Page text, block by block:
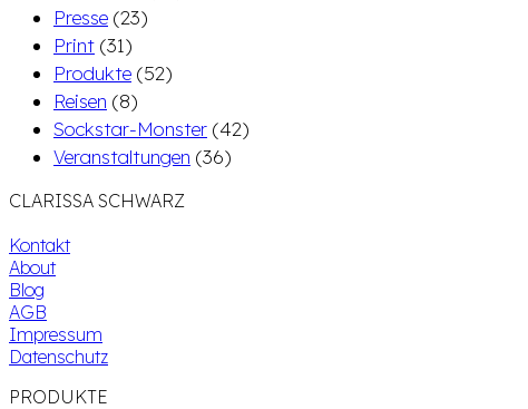
Presse (23)
Print (31)
Produkte (52)
Reisen (8)
Sockstar-Monster (42)
Veranstaltungen (36)
CLARISSA SCHWARZ
Kontakt
About
Blog
AGB
Impressum
Datenschutz
PRODUKTE